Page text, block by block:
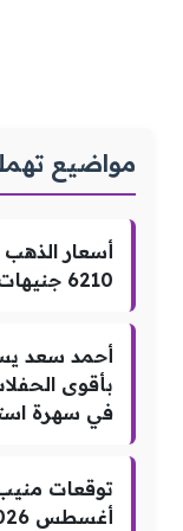
مواضيع
6210 جنيهات تزامناً مع صعود الأوقية عالمياً
أحمد سعد
بأقوى
في سهرة
أغسطس 2026